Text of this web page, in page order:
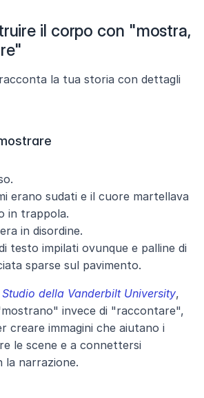
il corpo con "mostra,
la tua storia con dettagli
erano sudati e il cuore martellava
in trappola.
in disordine.
testo impilati ovunque e palline di
sparse sul pavimento.
della Vanderbilt University,
invece di "raccontare",
creare immagini che aiutano i
le scene e a connettersi
la narrazione.